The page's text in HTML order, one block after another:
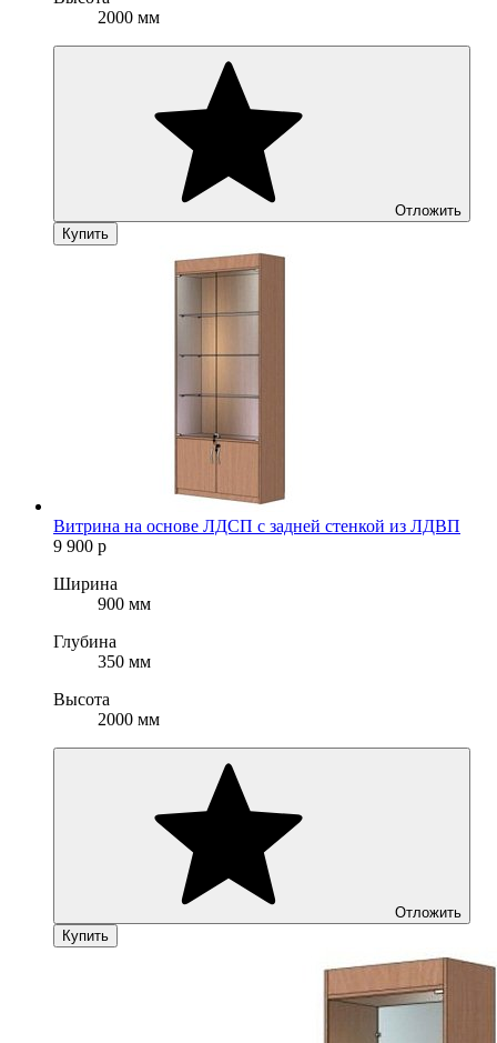
2000 мм
Отложить
Купить
Витрина на основе ЛДСП с задней стенкой из ЛДВП
9 900 р
Ширина
900 мм
Глубина
350 мм
Высота
2000 мм
Отложить
Купить